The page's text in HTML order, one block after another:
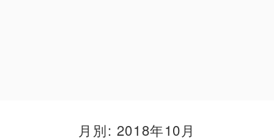
月別: 2018年10月